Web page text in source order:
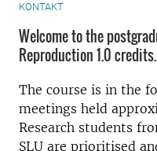
KONTAKT
Welcome to the
Reproduction 1.0 credits.
The course is in the
meetings held
Research students
SLU are prioritised